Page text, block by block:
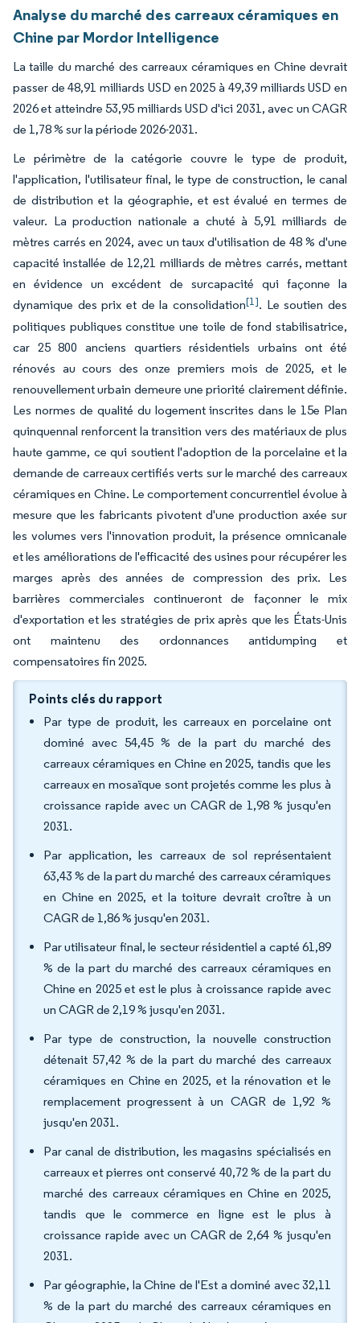
Analyse du marché des carreaux céramiques en
Chine par Mordor Intelligence
La taille du marché des carreaux céramiques en Chine devrait
passer de 48,91 milliards USD en 2025 à 49,39 milliards USD en
2026 et atteindre 53,95 milliards USD d'ici 2031, avec un CAGR
de 1,78 % sur la période 2026-2031.
Le périmètre de la catégorie couvre le type de produit,
l'application, l'utilisateur final, le type de construction, le canal
de distribution et la géographie, et est évalué en termes de
valeur. La production nationale a chuté à 5,91 milliards de
mètres carrés en 2024, avec un taux d'utilisation de 48 % d'une
capacité installée de 12,21 milliards de mètres carrés, mettant
en évidence un excédent de surcapacité qui façonne la
dynamique des prix et de la consolidation[1]. Le soutien des
politiques publiques constitue une toile de fond stabilisatrice,
car 25 800 anciens quartiers résidentiels urbains ont été
rénovés au cours des onze premiers mois de 2025, et le
renouvellement urbain demeure une priorité clairement définie.
Les normes de qualité du logement inscrites dans le 15e Plan
quinquennal renforcent la transition vers des matériaux de plus
haute gamme, ce qui soutient l'adoption de la porcelaine et la
demande de carreaux certifiés verts sur le marché des carreaux
céramiques en Chine. Le comportement concurrentiel évolue à
mesure que les fabricants pivotent d'une production axée sur
les volumes vers l'innovation produit, la présence omnicanale
et les améliorations de l'efficacité des usines pour récupérer les
marges après des années de compression des prix. Les
barrières commerciales continueront de façonner le mix
d'exportation et les stratégies de prix après que les États-Unis
ont maintenu des ordonnances antidumping et
compensatoires fin 2025.
Points clés du rapport
Par type de produit, les carreaux en porcelaine ont
dominé avec 54,45 % de la part du marché des
carreaux céramiques en Chine en 2025, tandis que les
carreaux en mosaïque sont projetés comme les plus à
croissance rapide avec un CAGR de 1,98 % jusqu'en
2031.
Par application, les carreaux de sol représentaient
63,43 % de la part du marché des carreaux céramiques
en Chine en 2025, et la toiture devrait croître à un
CAGR de 1,86 % jusqu'en 2031.
Par utilisateur final, le secteur résidentiel a capté 61,89
% de la part du marché des carreaux céramiques en
Chine en 2025 et est le plus à croissance rapide avec
un CAGR de 2,19 % jusqu'en 2031.
Par type de construction, la nouvelle construction
détenait 57,42 % de la part du marché des carreaux
céramiques en Chine en 2025, et la rénovation et le
remplacement progressent à un CAGR de 1,92 %
jusqu'en 2031.
Par canal de distribution, les magasins spécialisés en
carreaux et pierres ont conservé 40,72 % de la part du
marché des carreaux céramiques en Chine en 2025,
tandis que le commerce en ligne est le plus à
croissance rapide avec un CAGR de 2,64 % jusqu'en
2031.
Par géographie, la Chine de l'Est a dominé avec 32,11
% de la part du marché des carreaux céramiques en